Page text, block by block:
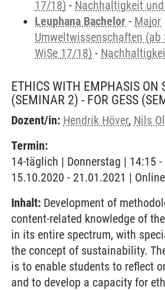
17/18) - Nachhaltigkeit
Leuphana Bachelor - Major
Umweltwissenschaften (ab
WiSe 17/18) -
ETHICS WITH EMPHASIS ON
(SEMINAR 2) - FOR GESS
Dozent/in: Hendrik Höver, Nils
Termin:
14-täglich | Donnerstag | 14:15 -
15.10.2020 - 21.01.2021 |
Inhalt: Development of
content-related knowledge of
in its entire spectrum, with
the concept of sustainability.
is to enable students to reflect
and to develop a capacity for